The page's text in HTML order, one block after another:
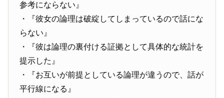
参考にならない』
・『彼女の論理は破綻してしまっているので話にな
らない』
・『彼は論理の裏付ける証拠として具体的な統計を
提示した』
・『お互いが前提としている論理が違うので、話が
平行線になる』